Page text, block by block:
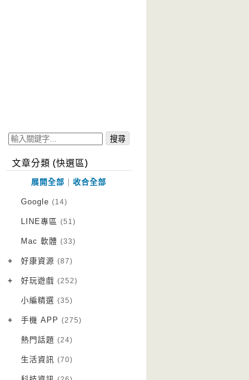
文章分類 (快選區)
展開全部 收合全部
Google (14)
LINE專區 (51)
Mac 軟體 (33)
+ 好康資源 (87)
VPN 翻牆
免費資源
字體下載
網站推薦
+ 好玩遊戲 (252)
Android 遊戲
iOS 遊戲
網頁遊戲
電腦遊戲
小編精選 (35)
+ 手機 APP (275)
Android 軟體
iOS 軟體
Root 相關
熱門話題 (24)
生活資訊 (70)